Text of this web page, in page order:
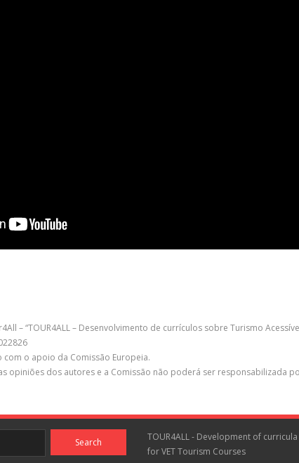
– “TOUR4ALL – Desenvolvimento de currículos sobre Turismo
o apoio da Comissão Europeia.
opiniões dos autores e a Comissão não poderá ser responsabilizada
TOUR4ALL - Development of
for VET Tourism Courses